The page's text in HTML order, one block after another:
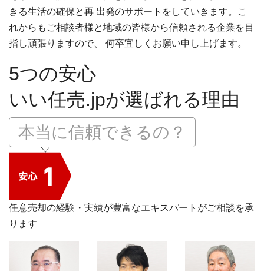
きる生活の確保と再 出発のサポートをしていきます。こ
れからもご相談者様と地域の皆様から信頼される企業を目
指し頑張りますので、 何卒宜しくお願い申し上げます。
5つの安心
いい任売.jpが選ばれる理由
本当に信頼できるの？
任意売却の経験・実績が豊富なエキスパートがご相談を承
ります